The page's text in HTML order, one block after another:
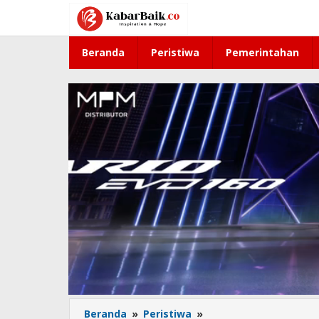
konten
Beranda Peristiwa Pemerintahan
Beranda » Peristiwa »